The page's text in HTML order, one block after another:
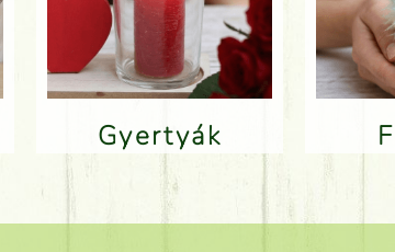
Gyertyák